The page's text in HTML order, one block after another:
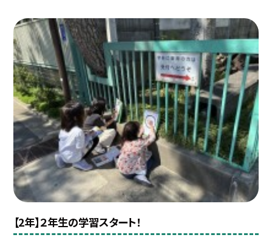
【2年】２年生の学習スタート！